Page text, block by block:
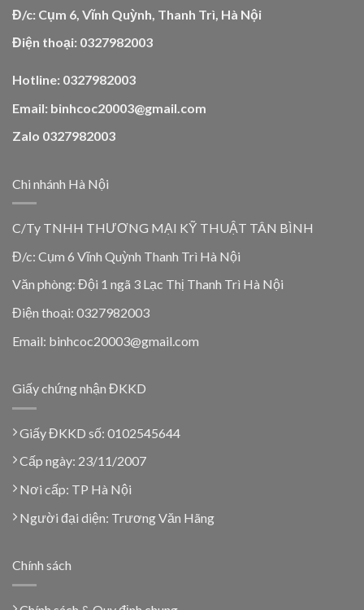
Đ/c: Cụm 6, Vĩnh Quỳnh, Thanh Trì, Hà Nội
Điện thoại: 0327982003
Hotline: 0327982003
Email: binhcoc20003@gmail.com
Zalo 0327982003
Chi nhánh Hà Nội
C/Ty TNHH THƯƠNG MẠI KỸ THUẬT TÂN BÌNH
Đ/c: Cụm 6 Vĩnh Quỳnh Thanh Trì Hà Nội
Văn phòng: Đội 1 ngã 3 Lạc Thị Thanh Trì Hà Nội
Điện thoại: 0327982003
Email: binhcoc20003@gmail.com
Giấy chứng nhận ĐKKD
Giấy ĐKKD số: 0102545644
Cấp ngày: 23/11/2007
Nơi cấp: TP Hà Nội
Người đại diện: Trương Văn Hãng
Chính sách